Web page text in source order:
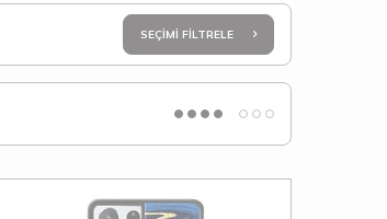
SEÇIMI FILTRELE